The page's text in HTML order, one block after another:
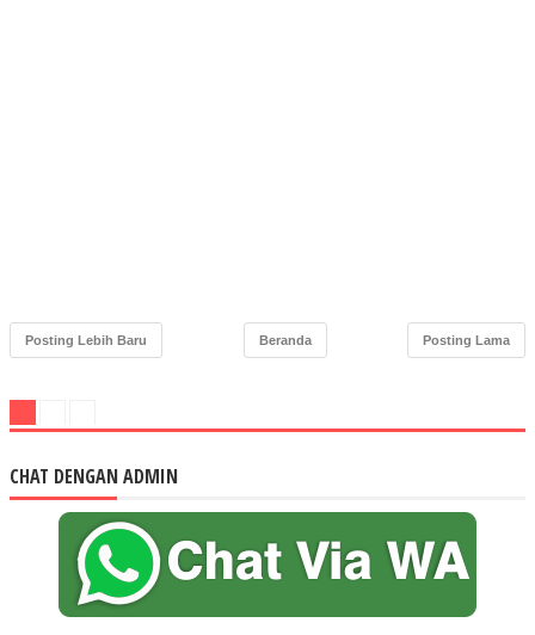
Posting Lebih Baru Posting Lama
Beranda
CHAT DENGAN ADMIN